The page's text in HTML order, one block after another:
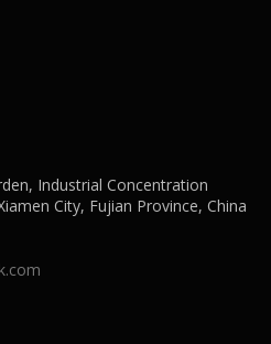
Industrial Concentration
City, Fujian Province, China